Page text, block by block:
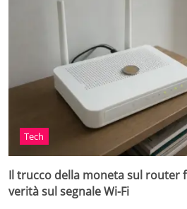
Tech
Il trucco della moneta sul router
verità sul segnale Wi-Fi